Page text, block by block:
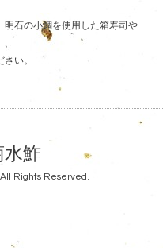
明石の小鯛を使用した箱寿司や
い。
水鮓
Rights Reserved.